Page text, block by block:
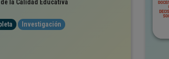
la Calidad Educativa
Investigación